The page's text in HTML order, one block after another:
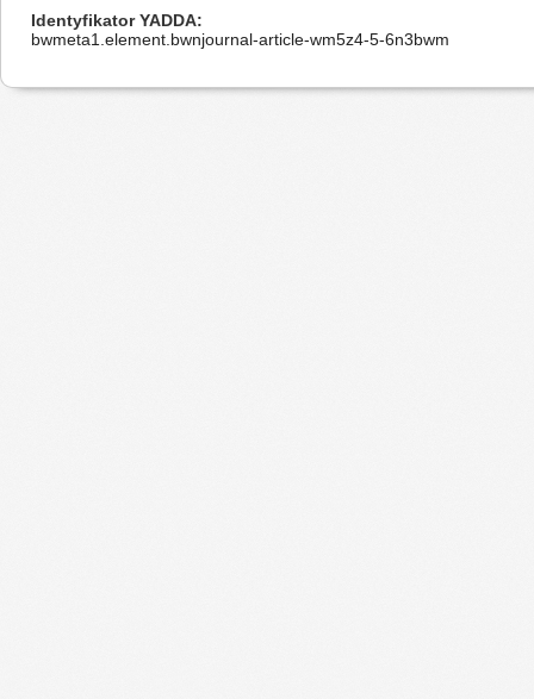
Identyfikator YADDA
bwmeta1.element.bwnjournal-article-wm5z4-5-6n3bwm